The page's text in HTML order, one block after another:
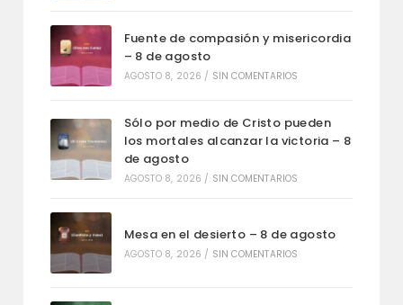
Fuente de compasión y misericordia
– 8 de agosto
AGOSTO 8, 2026 / SIN COMENTARIOS
Sólo por medio de Cristo pueden
los mortales alcanzar la victoria – 8
de agosto
AGOSTO 8, 2026 / SIN COMENTARIOS
Mesa en el desierto – 8 de agosto
AGOSTO 8, 2026 / SIN COMENTARIOS